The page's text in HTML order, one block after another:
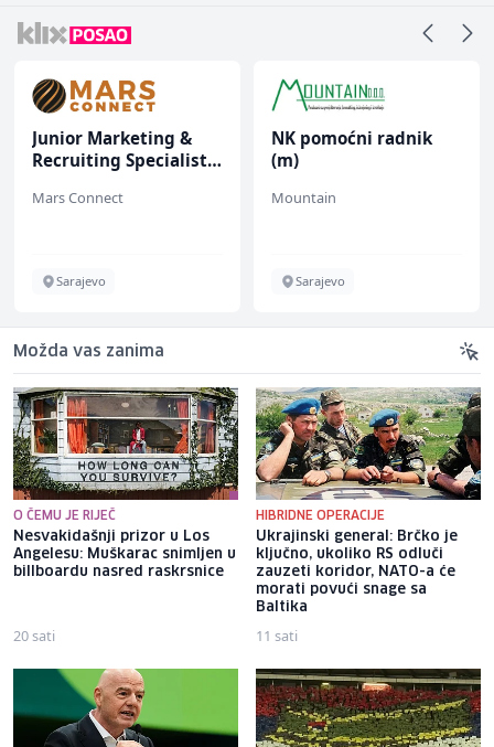
Junior Marketing &
Recruiting Specialist
Mars Connect
Sarajevo
NK pomoćni radnik
(m)
Mountain
Sarajevo
Možda vas zanima
O ČEMU JE RIJEČ
Nesvakidašnji prizor u Los
Angelesu: Muškarac snimljen u
billboardu nasred raskrsnice
20 sati
HIBRIDNE OPERACIJE
Ukrajinski general: Brčko je
ključno, ukoliko RS odluči
zauzeti koridor, NATO-a će
morati povući snage sa
Baltika
11 sati